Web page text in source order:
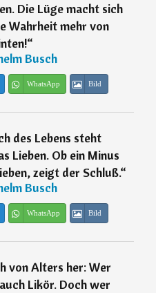
Die Lüge macht sich
Wahrheit mehr von
“
Busch
WhatsApp Bild
des Lebens steht
Lieben. Ob ein Minus
zeigt der Schluß.“
Busch
WhatsApp Bild
von Alters her: Wer
Likör. Doch wer